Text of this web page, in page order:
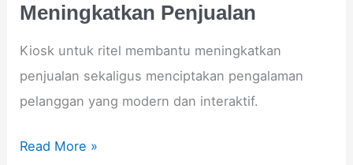
Meningkatkan Penjualan
Kiosk untuk ritel membantu meningkatkan
penjualan sekaligus menciptakan pengalaman
pelanggan yang modern dan interaktif.
Read More »